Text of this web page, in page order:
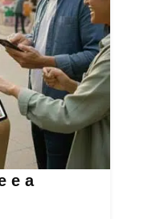
e a